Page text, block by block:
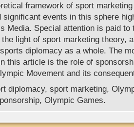
framework of sport
significant events in this sphere
Media. Special attention is paid to
light of sport marketing theory,
diplomacy as a whole. The
this article is the role of
Movement and its
diplomacy, sport marketing,
Olympic Games.